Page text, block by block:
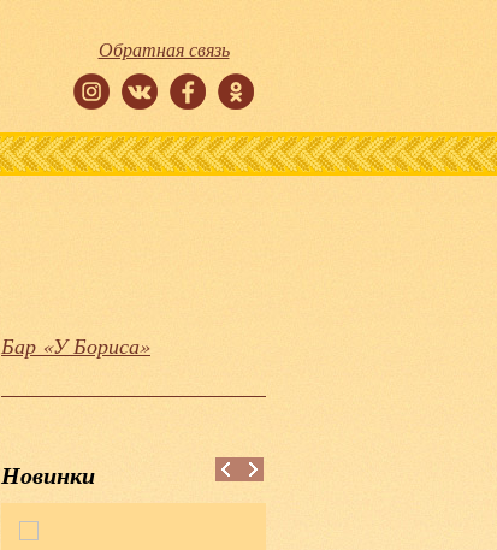
Обратная связь
Бар «У Бориса»
Новинки